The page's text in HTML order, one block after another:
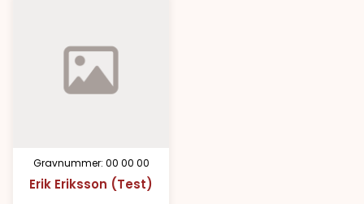
Gravnummer: 00 00 00
Erik Eriksson (Test)